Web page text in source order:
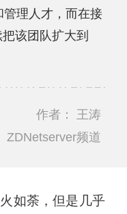
理人才，而在接
该团队扩大到
作者：
王涛
ZDNetserver频道
如荼，但是几乎